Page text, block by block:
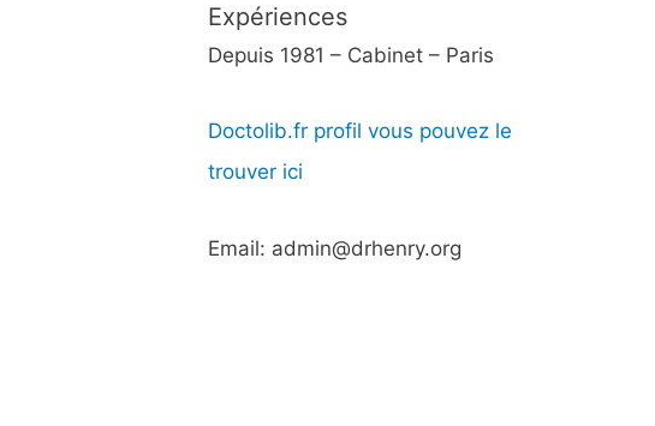
Expériences
Depuis 1981 – Cabinet – Paris
Doctolib.fr profil vous pouvez le
trouver ici
Email: admin@drhenry.org